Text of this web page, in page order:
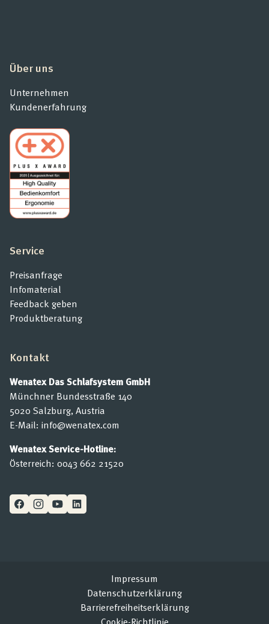
Über uns
Unternehmen
Kundenerfahrung
Service
Preisanfrage
Infomaterial
Feedback geben
Produktberatung
Kontakt
Wenatex Das Schlafsystem GmbH
Münchner Bundesstraße 140
5020 Salzburg, Austria
E-Mail: info@wenatex.com
Wenatex Service-Hotline:
Österreich: 0043 662 21520
Impressum
Datenschutzerklärung
Barrierefreiheitserklärung